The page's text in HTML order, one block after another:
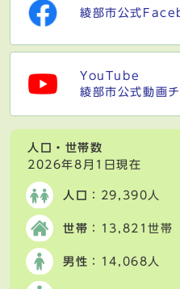
綾部市公式
YouTube
綾部市公式動画
人口・世帯数
2026年8月1日現在
人口 ：29,390人
世帯 ：13,821世帯
男性 ：14,068人